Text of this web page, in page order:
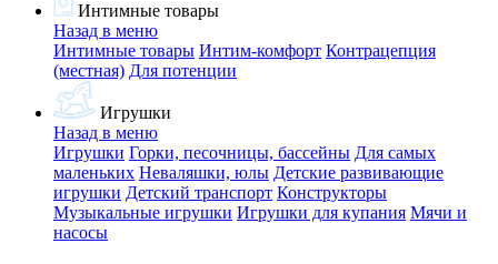
Интимные товары
Назад в меню
Интимные товары Интим-комфорт Контрацепция
(местная) Для потенции
Игрушки
Назад в меню
Игрушки Горки, песочницы, бассейны Для самых
маленьких Неваляшки, юлы Детские развивающие
игрушки Детский транспорт Конструкторы
Музыкальные игрушки Игрушки для купания Мячи и
насосы